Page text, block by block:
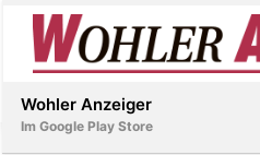
Inserieren
Wohler Anzeiger
Im Google Play Store